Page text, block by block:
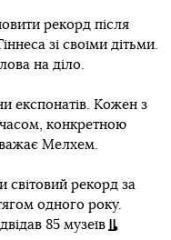
рекорд після
зі своїми дітьми.
на діло.
експонатів. Кожен з
конкретною
Мелхем.
світовий рекорд за
одного року.
85 музеїв